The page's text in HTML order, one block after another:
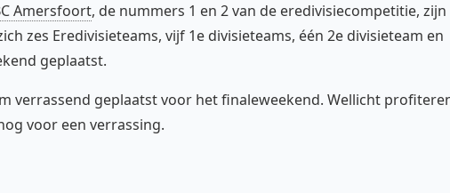
Amersfoort, de nummers 1 en 2 van de eredivisiecompetitie, zijn
zes Eredivisieteams, vijf 1e divisieteams, één 2e divisieteam en
geplaatst.
verrassend geplaatst voor het finaleweekend. Wellicht
voor een verrassing.